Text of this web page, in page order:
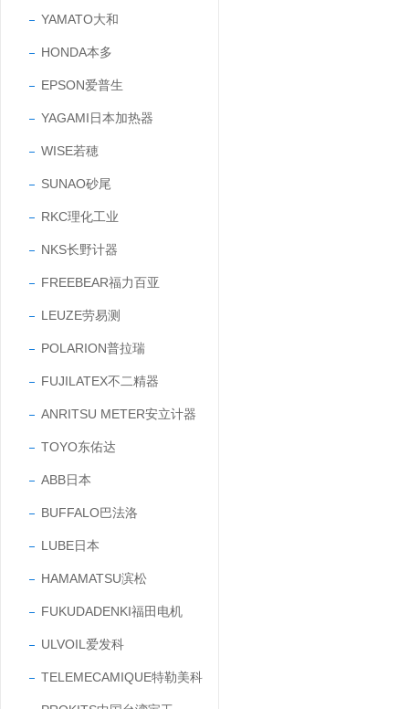
YAMATO大和
HONDA本多
EPSON爱普生
YAGAMI日本加热器
WISE若穂
SUNAO砂尾
RKC理化工业
NKS长野计器
FREEBEAR福力百亚
LEUZE劳易测
POLARION普拉瑞
FUJILATEX不二精器
ANRITSU METER安立计器
TOYO东佑达
ABB日本
BUFFALO巴法洛
LUBE日本
HAMAMATSU滨松
FUKUDADENKI福田电机
ULVOIL爱发科
TELEMECAMIQUE特勒美科